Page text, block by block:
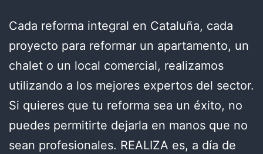
Cada reforma integral en Cataluña, cada
proyecto para reformar un apartamento, un
chalet o un local comercial, realizamos
utilizando a los mejores expertos del sector.
Si quieres que tu reforma sea un éxito, no
puedes permitirte dejarla en manos que no
sean profesionales. REALIZA es, a día de